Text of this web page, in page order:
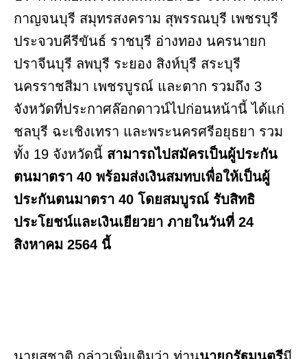
กาญจนบุรี สมุทรสงคราม สุพรรณบุรี เพชรบุรี
ประจวบคีรีขันธ์ ราชบุรี อ่างทอง นครนายก
ปราจีนบุรี ลพบุรี ระยอง สิงห์บุรี สระบุรี
นครราชสีมา เพชรบูรณ์ และตาก รวมถึง 3
จังหวัดที่ประกาศล๊อกดาวน์ไปก่อนหน้านี้ ได้แก่
ชลบุรี ฉะเชิงเทรา และพระนครศรีอยุธยา รวม
ทั้ง 19 จังหวัดนี้ สามารถไปสมัครเป็นผู้ประกัน
ตนมาตรา 40 พร้อมส่งเงินสมทบเพื่อให้เป็นผู้
ประกันตนมาตรา 40 โดยสมบูรณ์ รับสิทธิ
ประโยชน์และเงินเยียวยา ภายในวันที่ 24
สิงหาคม 2564 นี้